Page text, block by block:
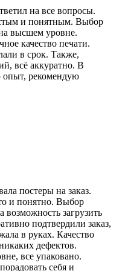
на все вопросы.
и понятным. Выбор
высшем уровне.
качество печати.
в срок. Также,
всё аккуратно. В
рекомендую
постеры на заказ.
и понятно. Выбор
возможность загрузить
подтвердили заказ,
в руках. Качество
дефектов.
все упаковано.
себя и